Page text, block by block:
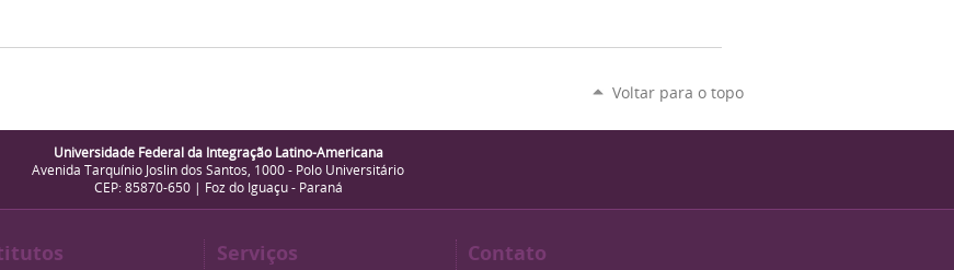
Voltar para o topo
Universidade Federal da Integração Latino-Americana
Avenida Tarquínio Joslin dos Santos, 1000 - Polo Universitário
CEP: 85870-650 | Foz do Iguaçu - Paraná
Serviços Contato